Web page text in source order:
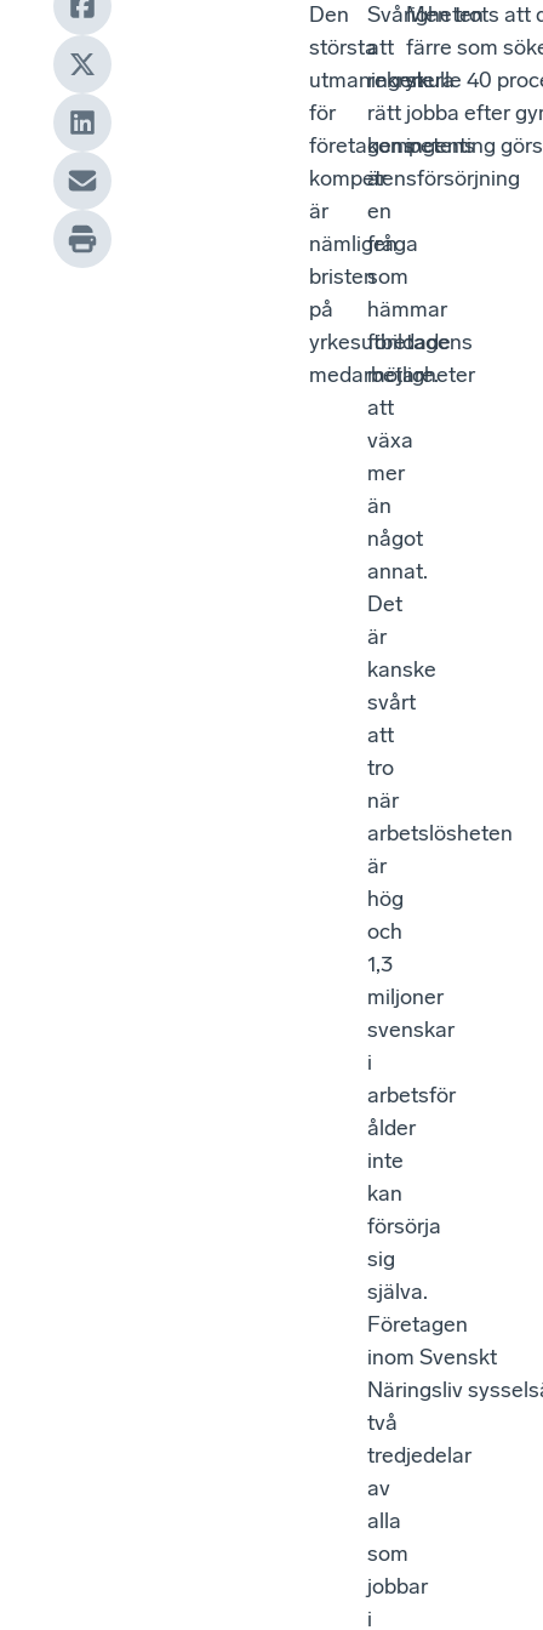
Den
största
utmaningen
för
företagens
kompetensförsörjning
är
nämligen
bristen
på
yrkesutbildade
medarbetare.
Svårigheten
att
rekrytera
rätt
kompetens
är
en
fråga
som
hämmar
företagens
möjligheter
att
växa
mer
än
något
annat.
Det
är
kanske
svårt
att
tro
när
arbetslösheten
är
hög
och
1,3
miljoner
svenskar
i
arbetsför
ålder
inte
kan
försörja
sig
själva.
Företagen
inom Svenskt
Näringsliv
två
tredjedelar
av
alla
som
jobbar
i
Men trots att
färre som
skulle 40
jobba efter
ingenting